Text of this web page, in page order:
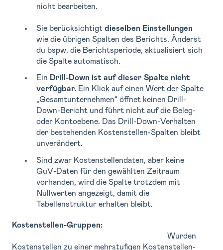
nicht bearbeiten.
Sie berücksichtigt dieselben Einstellungen
wie die übrigen Spalten des Berichts. Änderst
du bspw. die Berichtsperiode, aktualisiert sich
die Spalte automatisch.
Ein Drill-Down ist auf dieser Spalte nicht
verfügbar. Ein Klick auf einen Wert der Spalte
„Gesamtunternehmen“ öffnet keinen Drill-
Down-Bericht und führt nicht auf die Beleg-
oder Kontoebene. Das Drill-Down-Verhalten
der bestehenden Kostenstellen-Spalten bleibt
unverändert.
Sind zwar Kostenstellendaten, aber keine
GuV-Daten für den gewählten Zeitraum
vorhanden, wird die Spalte trotzdem mit
Nullwerten angezeigt, damit die
Tabellenstruktur erhalten bleibt.
Kostenstellen-Gruppen:
Wurden
Kostenstellen zu einer mehrstufigen Kostenstellen-